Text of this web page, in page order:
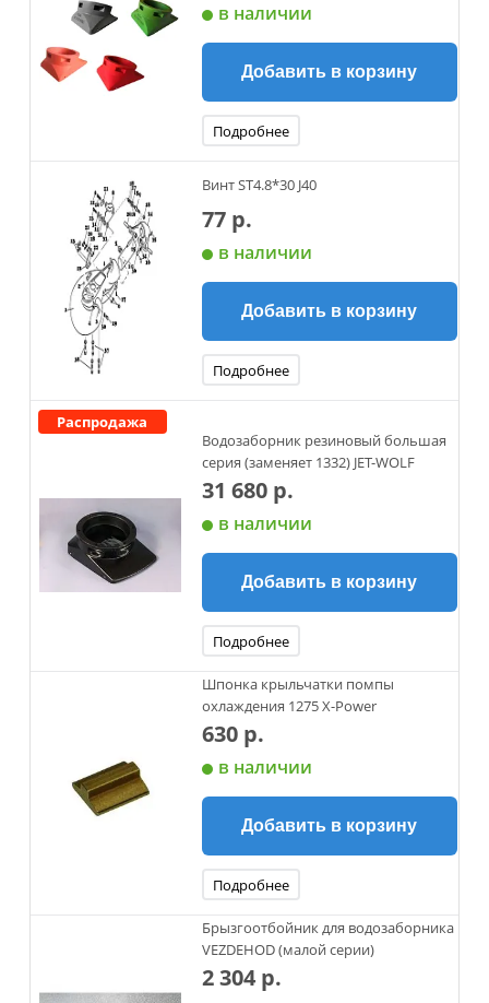
в наличии
Добавить в корзину
Подробнее
Винт ST4.8*30 J40
77 р.
в наличии
Добавить в корзину
Подробнее
Распродажа
Водозаборник резиновый большая
серия (заменяет 1332) JET-WOLF
31 680 р.
в наличии
Добавить в корзину
Подробнее
Шпонка крыльчатки помпы
охлаждения 1275 X-Power
630 р.
в наличии
Добавить в корзину
Подробнее
Брызгоотбойник для водозаборника
VEZDEHOD (малой серии)
2 304 р.